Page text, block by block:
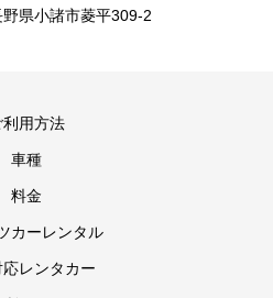
県小諸市菱平309-2
利用方法
車種
料金
カーレンタル
応レンタカー